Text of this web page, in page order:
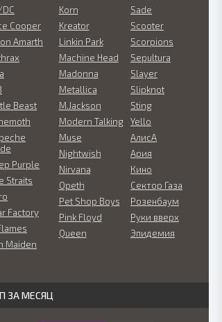
Cooper
Amarth
Beast
Purple
Straits
Factory
Maiden
Korn
Kreator
Linkin Park
Machine Head
Madonna
Metallica
M.Jackson
Modern Talking
Muse
Nightwish
Nirvana
Opeth
Pet Shop Boys
Pink Floyd
Queen
Sade
Scooter
Scorpions
Sepultura
Slayer
Slipknot
Sting
Yello
АлисА
Ария
Кино
Сектор Газа
Розенбаум
Руки вверх
Эпидемия
ЗА МЕСЯЦ